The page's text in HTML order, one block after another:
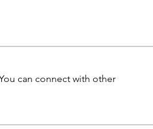
can connect with other